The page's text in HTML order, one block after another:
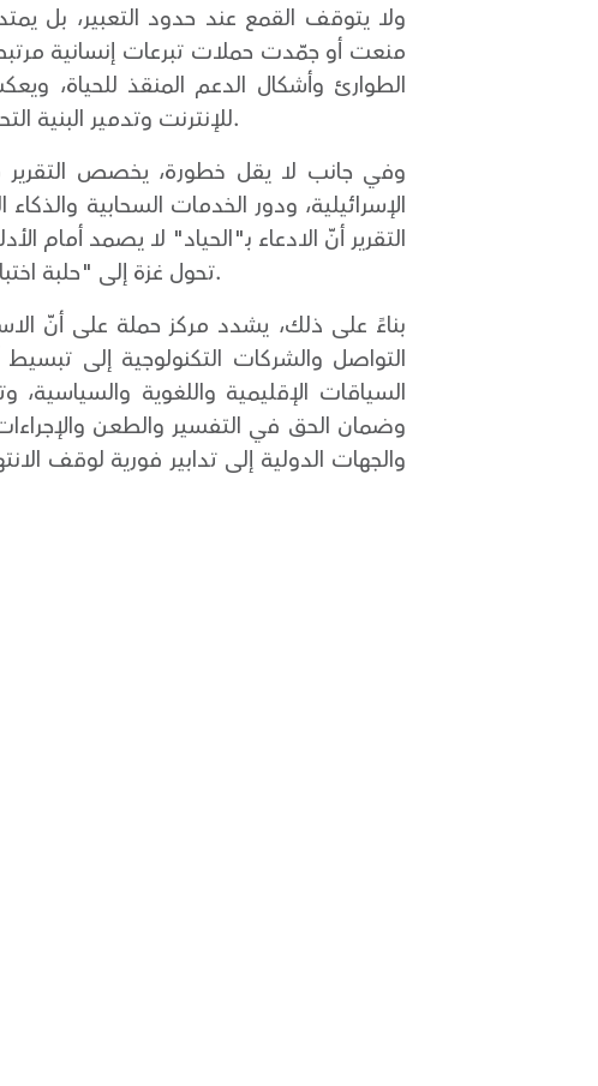
ولا يتوقف القمع عند حدود التعبير، بل
الطوارئ وأشكال الدعم المنقذ للحياة،
للإنترنت وتدمير البنية التحتية للاتصالات واستمرار الإقصاء من الاقتصاد الرقمي تتضافر لتقويض القدرة على الصمود.
وفي جانب لا يقل خطورة، يخصص التقرير
الإسرائيلية، ودور الخدمات السحابية
التقرير أنّ الادعاء بـ"الحياد" لا يصمد أمام
تحول غزة إلى "حلبة اختبار" للحرب المدعومة بالذكاء الاصطناعي بما يخلّف أضرارًا جسيمة بالمدنيين والمنشآت المدنية.
بناءً على ذلك، يشدد مركز حملة على أنّ
التواصل والشركات التكنولوجية إلى
السياقات الإقليمية واللغوية
وضمان الحق في التفسير والطعن
والجهات الدولية إلى تدابير فورية لوقف